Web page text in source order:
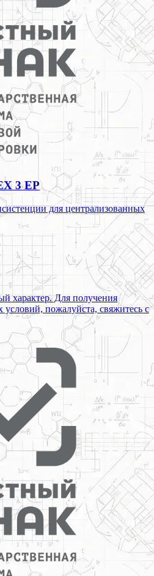
3 EP
для централизованных
характер. Для получения
пожалуйста, свяжитесь с